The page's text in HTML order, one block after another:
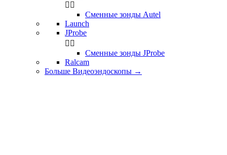
 
Сменные зонды Autel
Launch
JProbe
 
Сменные зонды JProbe
Ralcam
Больше Видеоэндоскопы →